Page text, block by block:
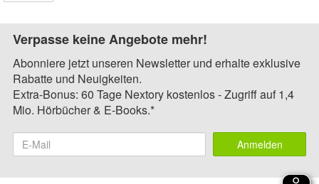
Verpasse keine Angebote mehr!
Abonniere jetzt unseren Newsletter und erhalte exklusive
Rabatte und Neuigkeiten.
Extra-Bonus: 60 Tage Nextory kostenlos - Zugriff auf 1,4
Mio. Hörbücher & E-Books.*
Anmelden